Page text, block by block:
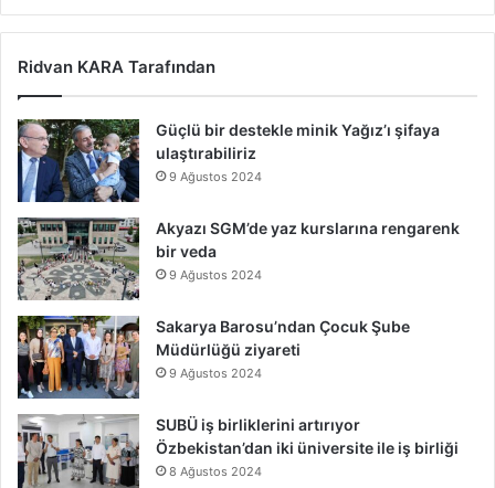
Ridvan KARA Tarafından
Güçlü bir destekle minik Yağız’ı şifaya
ulaştırabiliriz
9 Ağustos 2024
Akyazı SGM’de yaz kurslarına rengarenk
bir veda
9 Ağustos 2024
Sakarya Barosu’ndan Çocuk Şube
Müdürlüğü ziyareti
9 Ağustos 2024
SUBÜ iş birliklerini artırıyor
Özbekistan’dan iki üniversite ile iş birliği
8 Ağustos 2024